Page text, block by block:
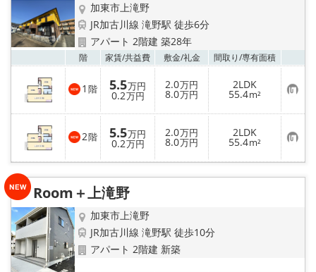
加東市上滝野
JR加古川線 滝野駅 徒歩6分
アパート 2階建 築28年
階 家賃/共益費 敷金/礼金 間取り/専有面積
1 階 5.5万円
0.2万円
2.0万円
8.0万円
2LDK
55.4m² お
気
に
入
り
登
録
2階 5.5万円
0.2万円
2.0万円
8.0万円
2LDK
55.4m² お
気
に
り
Room＋上滝野
加東市上滝野
JR加古川線 滝野駅 徒歩10分
アパート 2階建 新築